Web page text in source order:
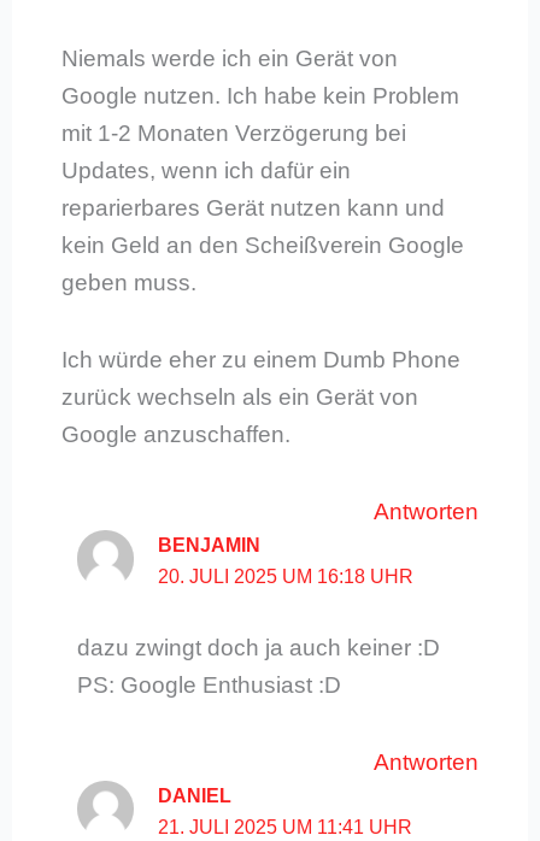
Niemals werde ich ein Gerät von
Google nutzen. Ich habe kein Problem
mit 1-2 Monaten Verzögerung bei
Updates, wenn ich dafür ein
reparierbares Gerät nutzen kann und
kein Geld an den Scheißverein Google
geben muss.
Ich würde eher zu einem Dumb Phone
zurück wechseln als ein Gerät von
Google anzuschaffen.
Antworten
BENJAMIN
20. JULI 2025 UM 16:18 UHR
dazu zwingt doch ja auch keiner :D
PS: Google Enthusiast :D
Antworten
DANIEL
21. JULI 2025 UM 11:41 UHR